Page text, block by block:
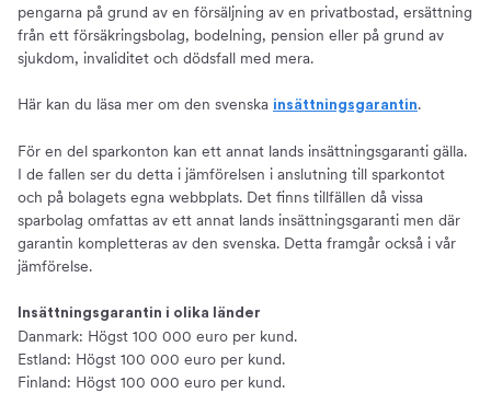
pengarna på grund av en försäljning av en privatbostad, ersättning
från ett försäkringsbolag, bodelning, pension eller på grund av
sjukdom, invaliditet och dödsfall med mera.
Här kan du läsa mer om den svenska insättningsgarantin.
För en del sparkonton kan ett annat lands insättningsgaranti gälla.
I de fallen ser du detta i jämförelsen i anslutning till sparkontot
och på bolagets egna webbplats. Det finns tillfällen då vissa
sparbolag omfattas av ett annat lands insättningsgaranti men där
garantin kompletteras av den svenska. Detta framgår också i vår
jämförelse.
Insättningsgarantin i olika länder
Danmark: Högst 100 000 euro per kund.
Estland: Högst 100 000 euro per kund.
Finland: Högst 100 000 euro per kund.